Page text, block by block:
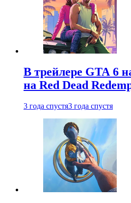
В трейлере GTA 6
на Red Dead
3 года спустя3 года спустя